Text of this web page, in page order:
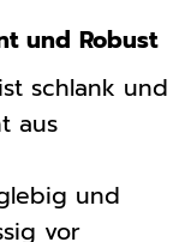
und Robust
schlank und
aus
und
vor